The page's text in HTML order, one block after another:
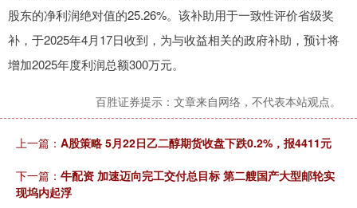
股东的净利润绝对值的25.26%。该补助用于一致性评价省级奖
补，于2025年4月17日收到，为与收益相关的政府补助，预计将
增加2025年度利润总额300万元。
百胜证券提示：文章来自网络，不代表本站观点。
上一篇： A股策略 5月22日乙二醇期货收盘下跌0.2%，报4411元
下一篇： 牛配资 加速迈向完工交付总目标 第二艘国产大型邮轮实
现坞内起浮